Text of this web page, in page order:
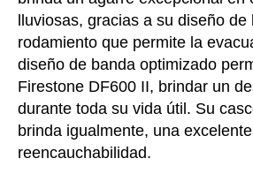
lluviosas, gracias a su diseño
rodamiento que permite la
diseño de banda optimizado
Firestone DF600 II, brindar un
durante toda su vida útil. Su
brinda igualmente, una excelente
reencauchabilidad.